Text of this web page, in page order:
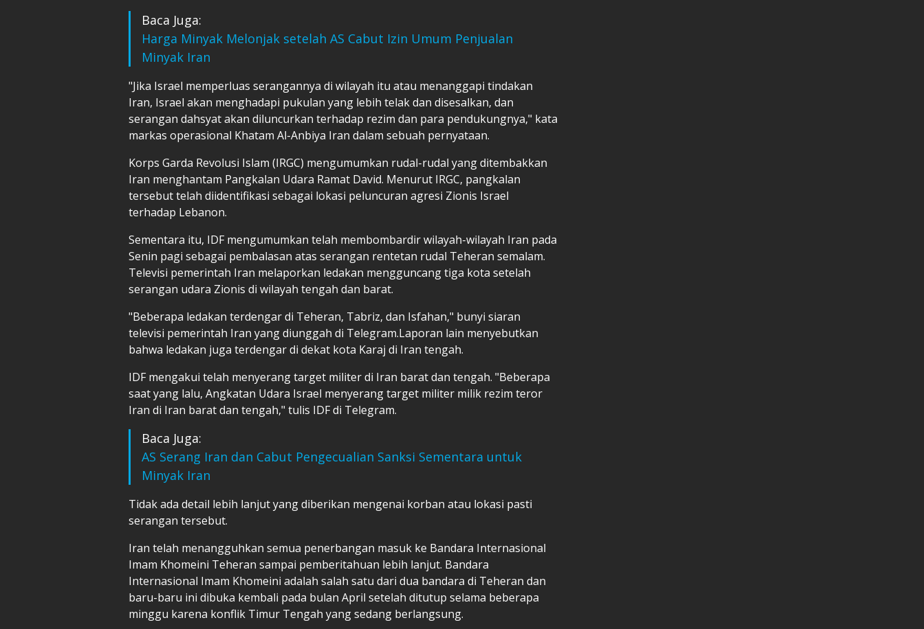
Baca Juga:
Harga Minyak Melonjak setelah AS Cabut Izin Umum Penjualan
Minyak Iran
"Jika Israel memperluas serangannya di wilayah itu atau menanggapi tindakan
Iran, Israel akan menghadapi pukulan yang lebih telak dan disesalkan, dan
serangan dahsyat akan diluncurkan terhadap rezim dan para pendukungnya," kata
markas operasional Khatam Al-Anbiya Iran dalam sebuah pernyataan.
Korps Garda Revolusi Islam (IRGC) mengumumkan rudal-rudal yang ditembakkan
Iran menghantam Pangkalan Udara Ramat David. Menurut IRGC, pangkalan
tersebut telah diidentifikasi sebagai lokasi peluncuran agresi Zionis Israel
terhadap Lebanon.
Sementara itu, IDF mengumumkan telah membombardir wilayah-wilayah Iran pada
Senin pagi sebagai pembalasan atas serangan rentetan rudal Teheran semalam.
Televisi pemerintah Iran melaporkan ledakan mengguncang tiga kota setelah
serangan udara Zionis di wilayah tengah dan barat.
"Beberapa ledakan terdengar di Teheran, Tabriz, dan Isfahan," bunyi siaran
televisi pemerintah Iran yang diunggah di Telegram.Laporan lain menyebutkan
bahwa ledakan juga terdengar di dekat kota Karaj di Iran tengah.
IDF mengakui telah menyerang target militer di Iran barat dan tengah. "Beberapa
saat yang lalu, Angkatan Udara Israel menyerang target militer milik rezim teror
Iran di Iran barat dan tengah," tulis IDF di Telegram.
Baca Juga:
AS Serang Iran dan Cabut Pengecualian Sanksi Sementara untuk
Minyak Iran
Tidak ada detail lebih lanjut yang diberikan mengenai korban atau lokasi pasti
serangan tersebut.
Iran telah menangguhkan semua penerbangan masuk ke Bandara Internasional
Imam Khomeini Teheran sampai pemberitahuan lebih lanjut. Bandara
Internasional Imam Khomeini adalah salah satu dari dua bandara di Teheran dan
baru-baru ini dibuka kembali pada bulan April setelah ditutup selama beberapa
minggu karena konflik Timur Tengah yang sedang berlangsung.